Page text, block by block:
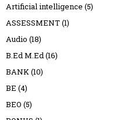
Artificial intelligence (5)
ASSESSMENT(1)
Audio (18)
B.Ed M.Ed(16)
BANK(10)
BE (4)
BEO (5)